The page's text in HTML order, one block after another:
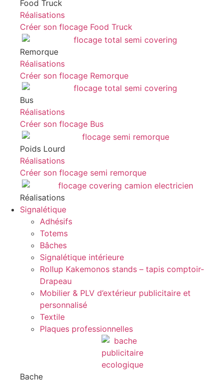
Food Truck
Réalisations
Créer son flocage Food Truck
Remorque
Réalisations
Créer son flocage Remorque
Bus
Réalisations
Créer son flocage Bus
Poids Lourd
Réalisations
Créer son flocage semi remorque
Réalisations
Signalétique
Adhésifs
Totems
Bâches
Signalétique intérieure
Rollup Kakemonos stands – tapis comptoir-
Drapeau
Mobilier & PLV d’extérieur publicitaire et
personnalisé
Textile
Plaques professionnelles
Bache